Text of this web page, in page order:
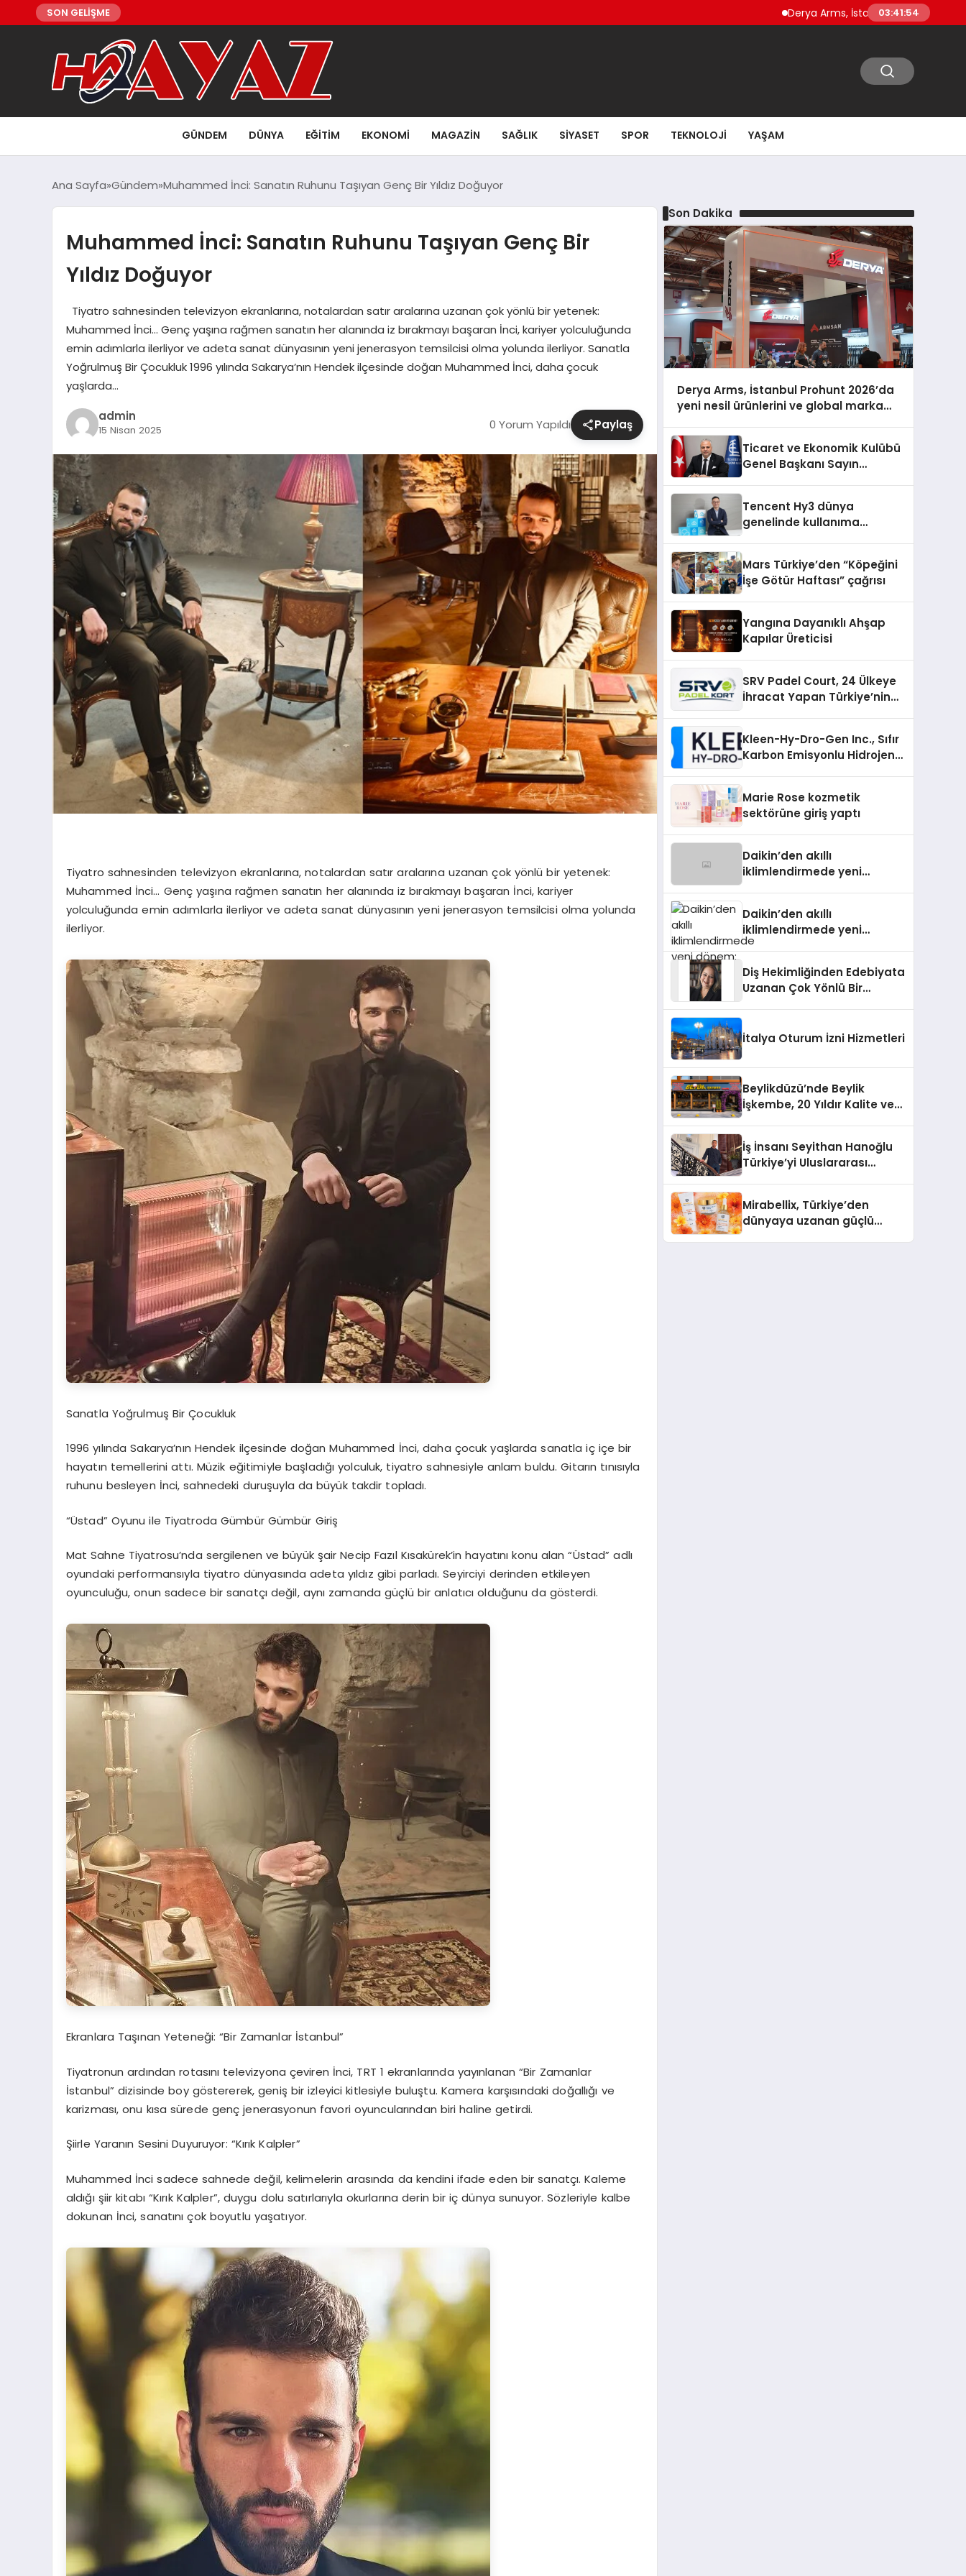
SON GELİŞME Derya Arms, İstanbul Prohunt 2026’da yeni
03:41:56
GÜNDEM DÜNYA EĞITIM EKONOMI MAGAZIN SAĞLIK SIYASET SPOR TEKNOLOJI YAŞAM
Ana Sayfa Gündem Muhammed İnci: Sanatın Ruhunu Taşıyan Genç Bir Yıldız Doğuyor
Muhammed İnci: Sanatın Ruhunu Taşıyan Genç Bir
Yıldız Doğuyor
Tiyatro sahnesinden televizyon ekranlarına, notalardan satır aralarına uzanan çok yönlü bir yetenek:
Muhammed İnci… Genç yaşına rağmen sanatın her alanında iz bırakmayı başaran İnci, kariyer yolculuğunda
emin adımlarla ilerliyor ve adeta sanat dünyasının yeni jenerasyon temsilcisi olma yolunda ilerliyor. Sanatla
Yoğrulmuş Bir Çocukluk 1996 yılında Sakarya’nın Hendek ilçesinde doğan Muhammed İnci, daha çocuk
yaşlarda…
admin
15 Nisan 2025 0 Yorum Yapıldı Paylaş
Tiyatro sahnesinden televizyon ekranlarına, notalardan satır aralarına uzanan çok yönlü bir yetenek:
Muhammed İnci… Genç yaşına rağmen sanatın her alanında iz bırakmayı başaran İnci, kariyer
yolculuğunda emin adımlarla ilerliyor ve adeta sanat dünyasının yeni jenerasyon temsilcisi olma yolunda
ilerliyor.
Sanatla Yoğrulmuş Bir Çocukluk
1996 yılında Sakarya’nın Hendek ilçesinde doğan Muhammed İnci, daha çocuk yaşlarda sanatla iç içe bir
hayatın temellerini attı. Müzik eğitimiyle başladığı yolculuk, tiyatro sahnesiyle anlam buldu. Gitarın tınısıyla
ruhunu besleyen İnci, sahnedeki duruşuyla da büyük takdir topladı.
“Üstad” Oyunu ile Tiyatroda Gümbür Gümbür Giriş
Mat Sahne Tiyatrosu’nda sergilenen ve büyük şair Necip Fazıl Kısakürek’in hayatını konu alan “Üstad” adlı
oyundaki performansıyla tiyatro dünyasında adeta yıldız gibi parladı. Seyirciyi derinden etkileyen
oyunculuğu, onun sadece bir sanatçı değil, aynı zamanda güçlü bir anlatıcı olduğunu da gösterdi.
Ekranlara Taşınan Yeteneği: “Bir Zamanlar İstanbul”
Tiyatronun ardından rotasını televizyona çeviren İnci, TRT 1 ekranlarında yayınlanan “Bir Zamanlar
İstanbul” dizisinde boy göstererek, geniş bir izleyici kitlesiyle buluştu. Kamera karşısındaki doğallığı ve
karizması, onu kısa sürede genç jenerasyonun favori oyuncularından biri haline getirdi.
Şiirle Yaranın Sesini Duyuruyor: “Kırık Kalpler”
Muhammed İnci sadece sahnede değil, kelimelerin arasında da kendini ifade eden bir sanatçı. Kaleme
aldığı şiir kitabı “Kırık Kalpler”, duygu dolu satırlarıyla okurlarına derin bir iç dünya sunuyor. Sözleriyle kalbe
dokunan İnci, sanatını çok boyutlu yaşatıyor.
Son Dakika
Derya Arms, İstanbul Prohunt 2026’da
yeni nesil ürünlerini ve global marka
Ticaret ve Ekonomik Kulübü
Genel Başkanı Sayın
şunları kaydetti:
Tencent Hy3 dünya
genelinde kullanıma
Mars Türkiye’den “Köpeğini
İşe Götür Haftası” çağrısı
Yangına Dayanıklı Ahşap
Kapılar Üreticisi
SRV Padel Court, 24 Ülkeye
İhracat Yapan Türkiye’nin
Kleen-Hy-Dro-Gen Inc., Sıfır
Karbon Emisyonlu Hidrojen
Aldı
Marie Rose kozmetik
sektörüne giriş yaptı
Daikin’den akıllı
iklimlendirmede yeni
Daikin’den akıllı
iklimlendirmede yeni
dönem: Madoka Plus
Diş Hekimliğinden Edebiyata
Uzanan Çok Yönlü Bir
İtalya Oturum İzni Hizmetleri
Beylikdüzü’nde Beylik
İşkembe, 20 Yıldır Kalite ve
İş İnsanı Seyithan Hanoğlu
Türkiye’yi Uluslararası
Mirabellix, Türkiye’den
dünyaya uzanan güçlü